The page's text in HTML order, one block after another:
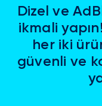
Dizel ve
ikmali
her iki
güvenli ve